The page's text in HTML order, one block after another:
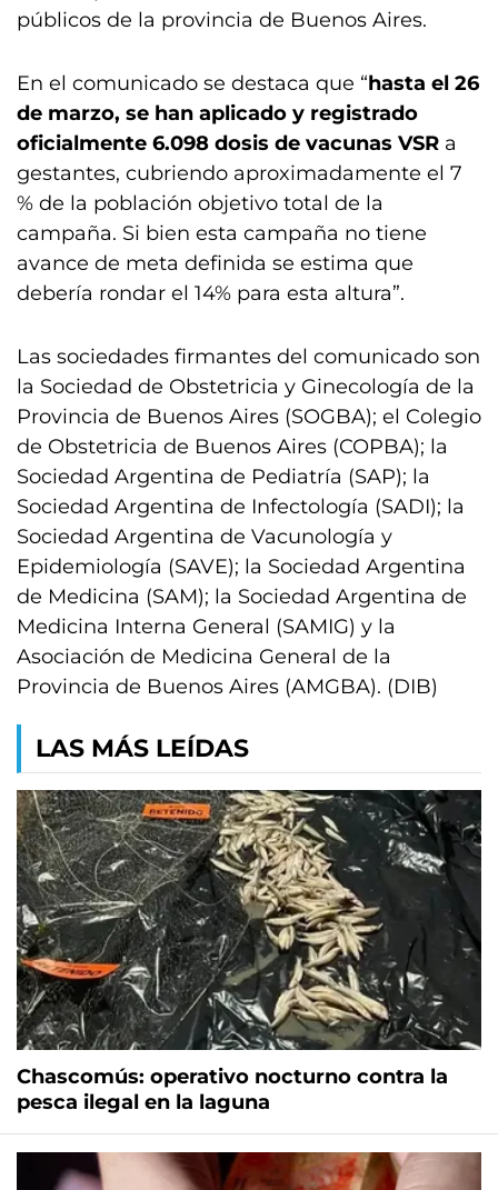
públicos de la provincia de Buenos Aires.
En el comunicado se destaca que “hasta el 26
de marzo, se han aplicado y registrado
oficialmente 6.098 dosis de vacunas VSR a
gestantes, cubriendo aproximadamente el 7
% de la población objetivo total de la
campaña. Si bien esta campaña no tiene
avance de meta definida se estima que
debería rondar el 14% para esta altura”.
Las sociedades firmantes del comunicado son
la Sociedad de Obstetricia y Ginecología de la
Provincia de Buenos Aires (SOGBA); el Colegio
de Obstetricia de Buenos Aires (COPBA); la
Sociedad Argentina de Pediatría (SAP); la
Sociedad Argentina de Infectología (SADI); la
Sociedad Argentina de Vacunología y
Epidemiología (SAVE); la Sociedad Argentina
de Medicina (SAM); la Sociedad Argentina de
Medicina Interna General (SAMIG) y la
Asociación de Medicina General de la
Provincia de Buenos Aires (AMGBA). (DIB)
LAS MÁS LEÍDAS
Chascomús: operativo nocturno contra la
pesca ilegal en la laguna